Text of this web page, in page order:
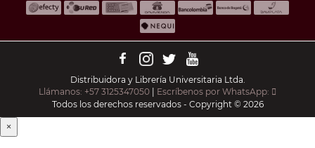
Distribuidora y Librería Universitaria Ltda.
Llámanos: +57 3125347050
Escríbenos por WhatsApp:
Todos los derechos reservados - Copyright © 2026
×